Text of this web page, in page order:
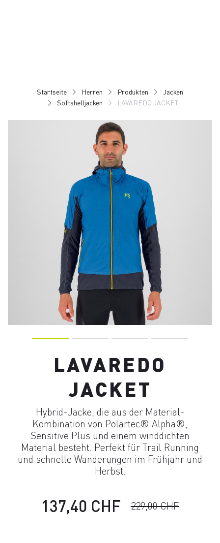
Startseite Herren Produkten
Jacken
Softshelljacken
LAVAREDO JACKET
LAVAREDO
JACKET
Hybrid-Jacke, die aus der Material-
Kombination von Polartec® Alpha®,
Sensitive Plus und einem winddichten
Material besteht. Perfekt für Trail Running
und schnelle Wanderungen im Frühjahr und
Herbst.
137,40 CHF 229,00 CHF